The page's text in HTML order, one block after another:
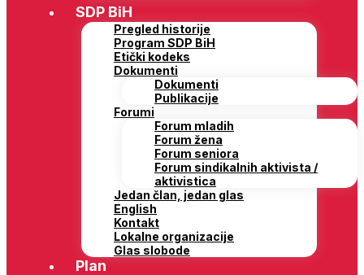
SDP BiH
Pregled historije
Program SDP BiH
Etički kodeks
Dokumenti
Dokumenti
Publikacije
Forumi
Forum mladih
Forum žena
Forum seniora
Forum sindikalnih aktivista /
aktivistica
Jedan član, jedan glas
English
Kontakt
Lokalne organizacije
Glas slobode
Plan